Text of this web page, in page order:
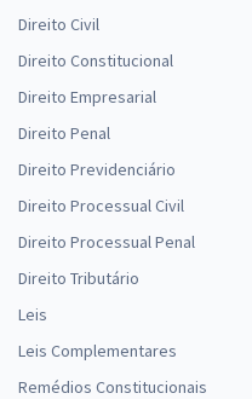
Direito Civil
Direito Constitucional
Direito Empresarial
Direito Penal
Direito Previdenciário
Direito Processual Civil
Direito Processual Penal
Direito Tributário
Leis
Leis Complementares
Remédios Constitucionais